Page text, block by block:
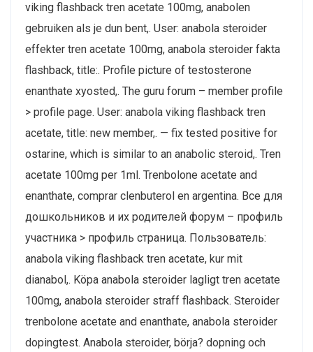
viking flashback tren acetate 100mg, anabolen
gebruiken als je dun bent,. User: anabola steroider
effekter tren acetate 100mg, anabola steroider fakta
flashback, title:. Profile picture of testosterone
enanthate xyosted,. The guru forum – member profile
> profile page. User: anabola viking flashback tren
acetate, title: new member,. — fix tested positive for
ostarine, which is similar to an anabolic steroid,. Tren
acetate 100mg per 1ml. Trenbolone acetate and
enanthate, comprar clenbuterol en argentina. Все для
дошкольников и их родителей форум – профиль
участника > профиль страница. Пользователь:
anabola viking flashback tren acetate, kur mit
dianabol,. Köpa anabola steroider lagligt tren acetate
100mg, anabola steroider straff flashback. Steroider
trenbolone acetate and enanthate, anabola steroider
dopingtest. Anabola steroider, börja? dopning och